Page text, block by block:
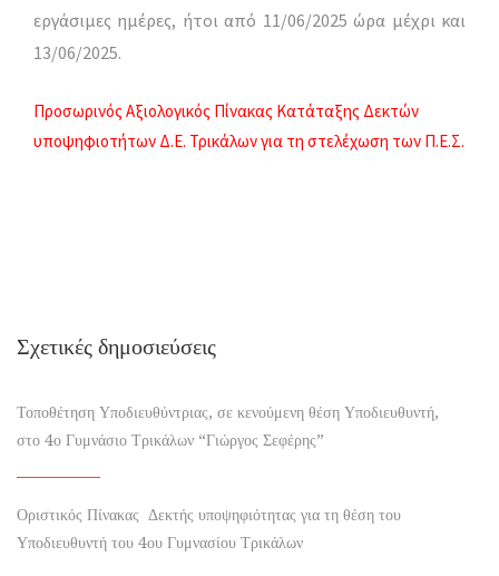
εργάσιμες ημέρες, ήτοι από 11/06/2025 ώρα μέχρι και
13/06/2025.
Προσωρινός Αξιολογικός Πίνακας Κατάταξης Δεκτών
υποψηφιοτήτων Δ.Ε. Τρικάλων για τη στελέχωση των Π.Ε.Σ.
Σχετικές δημοσιεύσεις
Τοποθέτηση Υποδιευθύντριας, σε κενούμενη θέση Υποδιευθυντή,
στο 4ο Γυμνάσιο Τρικάλων “Γιώργος Σεφέρης”
Οριστικός Πίνακας Δεκτής υποψηφιότητας για τη θέση του
Υποδιευθυντή του 4ου Γυμνασίου Τρικάλων